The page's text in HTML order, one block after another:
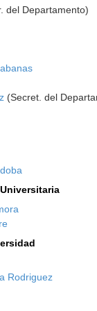
del Departamento)
(Secret. del
Rodriguez